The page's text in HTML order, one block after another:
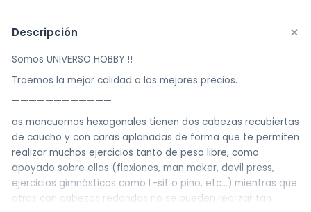
Descripción +
Somos UNIVERSO HOBBY !!
Traemos la mejor calidad a los mejores precios.
————————————
as mancuernas hexagonales tienen dos cabezas recubiertas
de caucho y con caras aplanadas de forma que te permiten
realizar muchos ejercicios tanto de peso libre, como
apoyado sobre ellas (flexiones, man maker, devil press,
ejercicios gimnásticos como L-sit o pino, etc…) mientras que
otras con cabezas redondas no se pueden realizar tan